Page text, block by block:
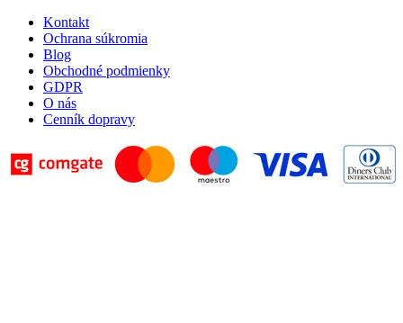
Kontakt
Ochrana súkromia
Blog
Obchodné podmienky
GDPR
O nás
Cenník dopravy